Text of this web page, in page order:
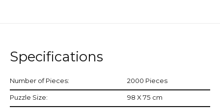
Specifications
Number of Pieces: 2000 Pieces
Puzzle Size: 98 X 75 cm